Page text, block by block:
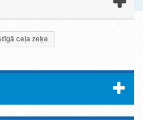
ceļa zeķe